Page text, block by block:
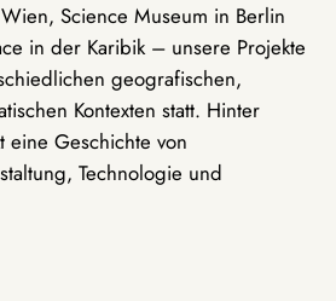
Science Museum in Berlin
in der Karibik – unsere Projekte
geografischen,
Kontexten statt. Hinter
eine Geschichte von
Technologie und